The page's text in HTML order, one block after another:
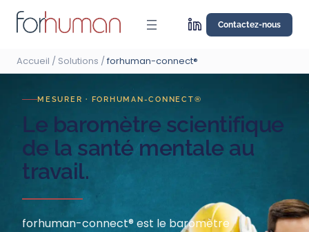
Aller
Contactez-nous
Accueil / Solutions /forhuman-connect®
MESURER · FORHUMAN-CONNECT®
Le baromètre scientifique
de la santé mentale au
travail.
forhuman-connect® est le baromètre